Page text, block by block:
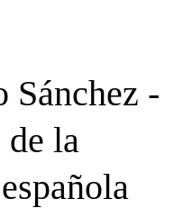
Sánchez -
la